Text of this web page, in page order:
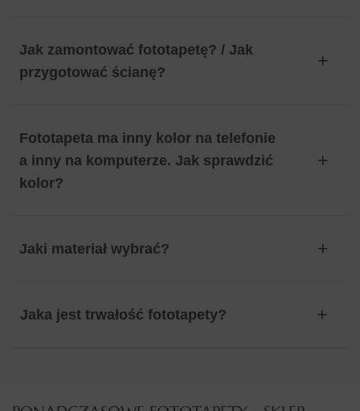
Jak zamontować fototapetę? / Jak
przygotować ścianę?
Fototapeta ma inny kolor na telefonie
a inny na komputerze. Jak sprawdzić
kolor?
Jaki materiał wybrać?
Jaka jest trwałość fototapety?